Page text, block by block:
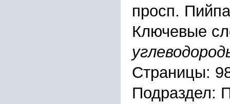
просп.
Ключевые
Страницы: